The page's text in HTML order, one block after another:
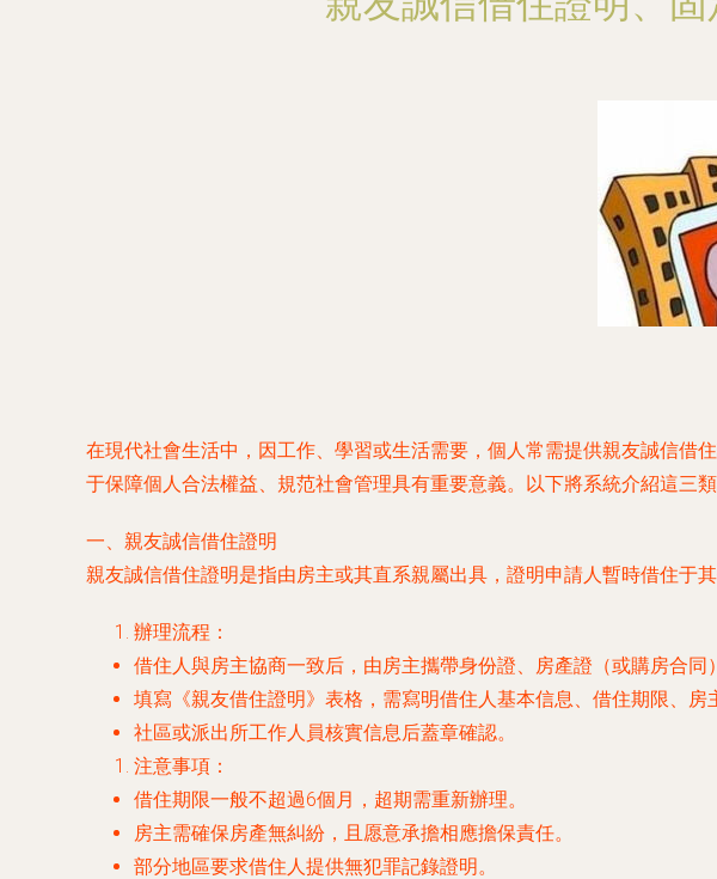
在現代社會生活中，因工作、學習或生活需要，個人常需提供親友誠信借
于保障個人合法權益、規范社會管理具有重要意義。以下將系統介紹這三
一、親友誠信借住證明
親友誠信借住證明是指由房主或其直系親屬出具，證明申請人暫時借住于
辦理流程：
借住人與房主協商一致后，由房主攜帶身份證、房產證（或購房合
填寫《親友借住證明》表格，需寫明借住人基本信息、借住期限、房
社區或派出所工作人員核實信息后蓋章確認。
注意事項：
借住期限一般不超過6個月，超期需重新辦理。
房主需確保房產無糾紛，且愿意承擔相應擔保責任。
部分地區要求借住人提供無犯罪記錄證明。